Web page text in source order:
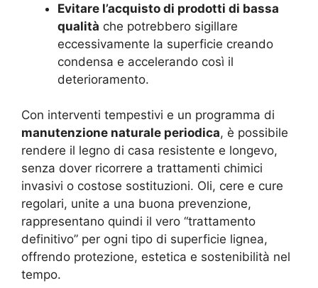
Evitare l’acquisto di prodotti di bassa
qualità che potrebbero sigillare
eccessivamente la superficie creando
condensa e accelerando così il
deterioramento.
Con interventi tempestivi e un programma di
manutenzione naturale periodica, è possibile
rendere il legno di casa resistente e longevo,
senza dover ricorrere a trattamenti chimici
invasivi o costose sostituzioni. Oli, cere e cure
regolari, unite a una buona prevenzione,
rappresentano quindi il vero “trattamento
definitivo” per ogni tipo di superficie lignea,
offrendo protezione, estetica e sostenibilità nel
tempo.